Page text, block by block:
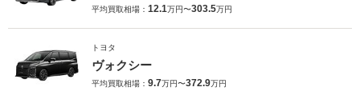
平均買取相場： 12.1万円〜303.5万円
トヨタ
ヴォクシー
平均買取相場： 9.7万円〜372.9万円